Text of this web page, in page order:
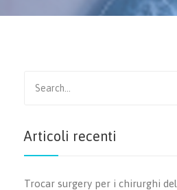
for:
Articoli recenti
Trocar surgery per i chirurghi del